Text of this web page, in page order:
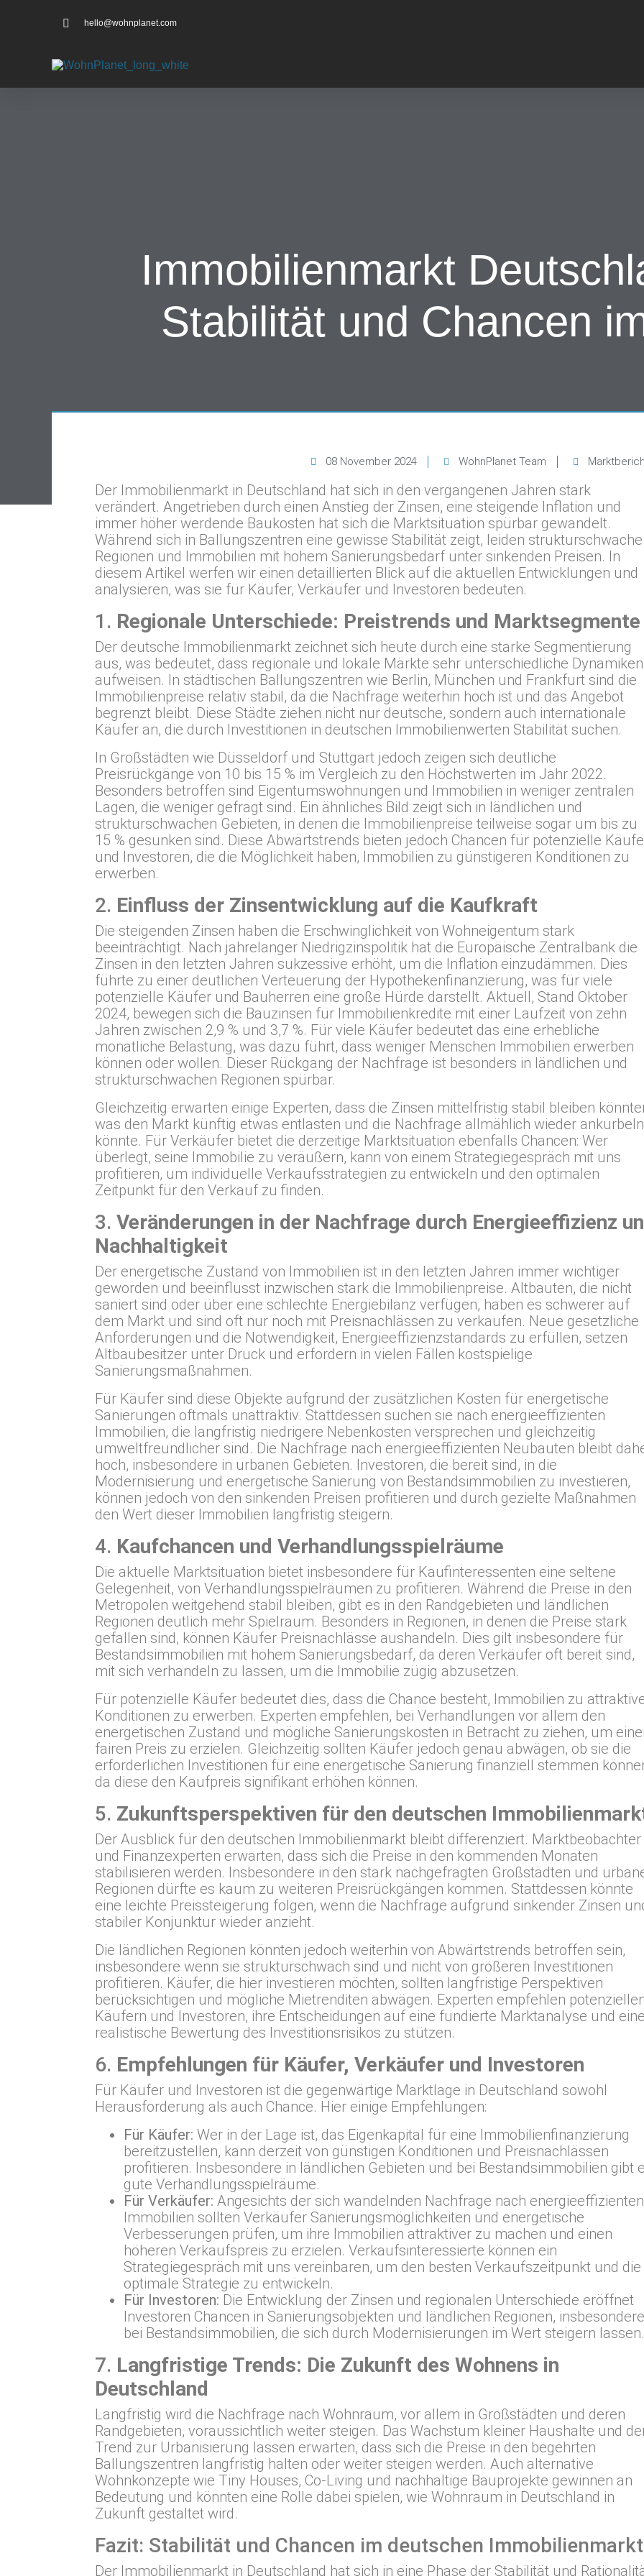
hello@wohnplanet.com
Immobilienmarkt
Stabilität und Chancen
08 November 2024 WohnPlanet Team
Der Immobilienmarkt in Deutschland hat sich in den vergangenen Jahren stark
verändert. Angetrieben durch einen Anstieg der Zinsen, eine steigende Inflation und
immer höher werdende Baukosten hat sich die Marktsituation spürbar gewandelt.
Während sich in Ballungszentren eine gewisse Stabilität zeigt, leiden strukturschwache
Regionen und Immobilien mit hohem Sanierungsbedarf unter sinkenden Preisen. In
diesem Artikel werfen wir einen detaillierten Blick auf die aktuellen Entwicklungen und
analysieren, was sie für Käufer, Verkäufer und Investoren bedeuten.
1. Regionale Unterschiede: Preistrends und Marktsegmente
Der deutsche Immobilienmarkt zeichnet sich heute durch eine starke Segmentierung
aus, was bedeutet, dass regionale und lokale Märkte sehr unterschiedliche Dynamiken
aufweisen. In städtischen Ballungszentren wie Berlin, München und Frankfurt sind die
Immobilienpreise relativ stabil, da die Nachfrage weiterhin hoch ist und das Angebot
begrenzt bleibt. Diese Städte ziehen nicht nur deutsche, sondern auch internationale
Käufer an, die durch Investitionen in deutschen Immobilienwerten Stabilität suchen.
In Großstädten wie Düsseldorf und Stuttgart jedoch zeigen sich deutliche
Preisrückgänge von 10 bis 15 % im Vergleich zu den Höchstwerten im Jahr 2022.
Besonders betroffen sind Eigentumswohnungen und Immobilien in weniger zentralen
Lagen, die weniger gefragt sind. Ein ähnliches Bild zeigt sich in ländlichen und
strukturschwachen Gebieten, in denen die Immobilienpreise teilweise sogar um bis zu
15 % gesunken sind. Diese Abwärtstrends bieten jedoch Chancen für potenzielle
und Investoren, die die Möglichkeit haben, Immobilien zu günstigeren Konditionen zu
erwerben.
2. Einfluss der Zinsentwicklung auf die Kaufkraft
Die steigenden Zinsen haben die Erschwinglichkeit von Wohneigentum stark
beeinträchtigt. Nach jahrelanger Niedrigzinspolitik hat die Europäische Zentralbank die
Zinsen in den letzten Jahren sukzessive erhöht, um die Inflation einzudämmen. Dies
führte zu einer deutlichen Verteuerung der Hypothekenfinanzierung, was für viele
potenzielle Käufer und Bauherren eine große Hürde darstellt. Aktuell, Stand Oktober
2024, bewegen sich die Bauzinsen für Immobilienkredite mit einer Laufzeit von zehn
Jahren zwischen 2,9 % und 3,7 %. Für viele Käufer bedeutet das eine erhebliche
monatliche Belastung, was dazu führt, dass weniger Menschen Immobilien erwerben
können oder wollen. Dieser Rückgang der Nachfrage ist besonders in ländlichen und
strukturschwachen Regionen spürbar.
Gleichzeitig erwarten einige Experten, dass die Zinsen mittelfristig stabil bleiben
was den Markt künftig etwas entlasten und die Nachfrage allmählich wieder ankurbeln
könnte. Für Verkäufer bietet die derzeitige Marktsituation ebenfalls Chancen: Wer
überlegt, seine Immobilie zu veräußern, kann von einem Strategiegespräch mit uns
profitieren, um individuelle Verkaufsstrategien zu entwickeln und den optimalen
Zeitpunkt für den Verkauf zu finden.
3. Veränderungen in der Nachfrage durch Energieeffizienz
Nachhaltigkeit
Der energetische Zustand von Immobilien ist in den letzten Jahren immer wichtiger
geworden und beeinflusst inzwischen stark die Immobilienpreise. Altbauten, die nicht
saniert sind oder über eine schlechte Energiebilanz verfügen, haben es schwerer auf
dem Markt und sind oft nur noch mit Preisnachlässen zu verkaufen. Neue gesetzliche
Anforderungen und die Notwendigkeit, Energieeffizienzstandards zu erfüllen, setzen
Altbaubesitzer unter Druck und erfordern in vielen Fällen kostspielige
Sanierungsmaßnahmen.
Für Käufer sind diese Objekte aufgrund der zusätzlichen Kosten für energetische
Sanierungen oftmals unattraktiv. Stattdessen suchen sie nach energieeffizienten
Immobilien, die langfristig niedrigere Nebenkosten versprechen und gleichzeitig
umweltfreundlicher sind. Die Nachfrage nach energieeffizienten Neubauten bleibt
hoch, insbesondere in urbanen Gebieten. Investoren, die bereit sind, in die
Modernisierung und energetische Sanierung von Bestandsimmobilien zu investieren,
können jedoch von den sinkenden Preisen profitieren und durch gezielte Maßnahmen
den Wert dieser Immobilien langfristig steigern.
4. Kaufchancen und Verhandlungsspielräume
Die aktuelle Marktsituation bietet insbesondere für Kaufinteressenten eine seltene
Gelegenheit, von Verhandlungsspielräumen zu profitieren. Während die Preise in den
Metropolen weitgehend stabil bleiben, gibt es in den Randgebieten und ländlichen
Regionen deutlich mehr Spielraum. Besonders in Regionen, in denen die Preise stark
gefallen sind, können Käufer Preisnachlässe aushandeln. Dies gilt insbesondere für
Bestandsimmobilien mit hohem Sanierungsbedarf, da deren Verkäufer oft bereit sind,
mit sich verhandeln zu lassen, um die Immobilie zügig abzusetzen.
Für potenzielle Käufer bedeutet dies, dass die Chance besteht, Immobilien zu
Konditionen zu erwerben. Experten empfehlen, bei Verhandlungen vor allem den
energetischen Zustand und mögliche Sanierungskosten in Betracht zu ziehen, um
fairen Preis zu erzielen. Gleichzeitig sollten Käufer jedoch genau abwägen, ob sie die
erforderlichen Investitionen für eine energetische Sanierung finanziell stemmen
da diese den Kaufpreis signifikant erhöhen können.
5. Zukunftsperspektiven für den deutschen
Der Ausblick für den deutschen Immobilienmarkt bleibt differenziert. Marktbeobachter
und Finanzexperten erwarten, dass sich die Preise in den kommenden Monaten
stabilisieren werden. Insbesondere in den stark nachgefragten Großstädten und
Regionen dürfte es kaum zu weiteren Preisrückgängen kommen. Stattdessen könnte
eine leichte Preissteigerung folgen, wenn die Nachfrage aufgrund sinkender Zinsen
stabiler Konjunktur wieder anzieht.
Die ländlichen Regionen könnten jedoch weiterhin von Abwärtstrends betroffen sein,
insbesondere wenn sie strukturschwach sind und nicht von größeren Investitionen
profitieren. Käufer, die hier investieren möchten, sollten langfristige Perspektiven
berücksichtigen und mögliche Mietrenditen abwägen. Experten empfehlen
Käufern und Investoren, ihre Entscheidungen auf eine fundierte Marktanalyse und
realistische Bewertung des Investitionsrisikos zu stützen.
6. Empfehlungen für Käufer, Verkäufer und Investoren
Für Käufer und Investoren ist die gegenwärtige Marktlage in Deutschland sowohl
Herausforderung als auch Chance. Hier einige Empfehlungen:
Für Käufer: Wer in der Lage ist, das Eigenkapital für eine Immobilienfinanzierung
bereitzustellen, kann derzeit von günstigen Konditionen und Preisnachlässen
profitieren. Insbesondere in ländlichen Gebieten und bei Bestandsimmobilien gibt
gute Verhandlungsspielräume.
Für Verkäufer: Angesichts der sich wandelnden Nachfrage nach energieeffizienten
Immobilien sollten Verkäufer Sanierungsmöglichkeiten und energetische
Verbesserungen prüfen, um ihre Immobilien attraktiver zu machen und einen
höheren Verkaufspreis zu erzielen. Verkaufsinteressierte können ein
Strategiegespräch mit uns vereinbaren, um den besten Verkaufszeitpunkt und die
optimale Strategie zu entwickeln.
Für Investoren: Die Entwicklung der Zinsen und regionalen Unterschiede eröffnet
Investoren Chancen in Sanierungsobjekten und ländlichen Regionen, insbesondere
bei Bestandsimmobilien, die sich durch Modernisierungen im Wert steigern lassen.
7. Langfristige Trends: Die Zukunft des Wohnens in
Deutschland
Langfristig wird die Nachfrage nach Wohnraum, vor allem in Großstädten und deren
Randgebieten, voraussichtlich weiter steigen. Das Wachstum kleiner Haushalte und
Trend zur Urbanisierung lassen erwarten, dass sich die Preise in den begehrten
Ballungszentren langfristig halten oder weiter steigen werden. Auch alternative
Wohnkonzepte wie Tiny Houses, Co-Living und nachhaltige Bauprojekte gewinnen an
Bedeutung und könnten eine Rolle dabei spielen, wie Wohnraum in Deutschland in
Zukunft gestaltet wird.
Fazit: Stabilität und Chancen im deutschen Immobilienmarkt
Der Immobilienmarkt in Deutschland hat sich in eine Phase der Stabilität und